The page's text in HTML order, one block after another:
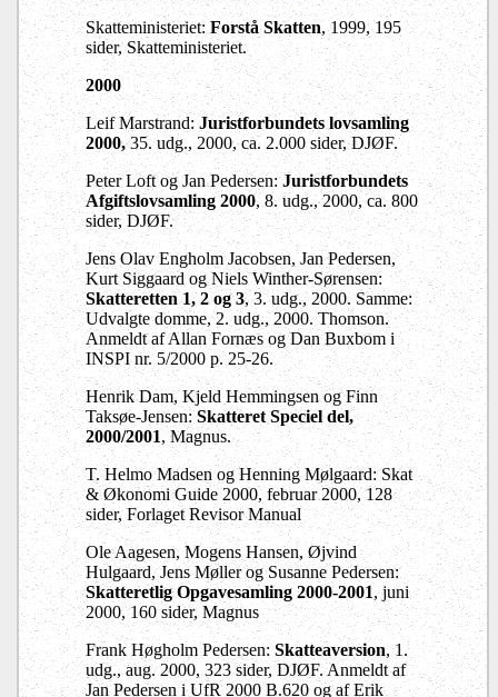
Skatteministeriet: Forstå Skatten, 1999, 195
sider, Skatteministeriet.
2000
Leif Marstrand: Juristforbundets lovsamling
2000,35. udg., 2000, ca. 2.000 sider, DJØF.
Peter Loft og Jan Pedersen:Juristforbundets
Afgiftslovsamling 2000, 8. udg., 2000, ca. 800
sider, DJØF.
Jens Olav Engholm Jacobsen, Jan Pedersen,
Kurt Siggaard og Niels Winther-Sørensen:
Skatteretten 1, 2 og 3, 3. udg., 2000. Samme:
Udvalgte domme, 2. udg., 2000. Thomson.
Anmeldt af Allan Fornæs og Dan Buxbom i
INSPI nr. 5/2000 p. 25-26.
Henrik Dam, Kjeld Hemmingsen og Finn
Taksøe-Jensen:Skatteret Speciel del,
2000/2001, Magnus.
T. Helmo Madsen og Henning Mølgaard: Skat
& Økonomi Guide 2000, februar 2000, 128
sider, Forlaget Revisor Manual
Ole Aagesen, Mogens Hansen, Øjvind
Hulgaard, Jens Møller og Susanne Pedersen:
Skatteretlig Opgavesamling 2000-2001, juni
2000, 160 sider, Magnus
Frank Høgholm Pedersen: Skatteaversion, 1.
udg., aug. 2000, 323 sider, DJØF. Anmeldt af
Jan Pedersen i UfR 2000 B.620 og af Erik